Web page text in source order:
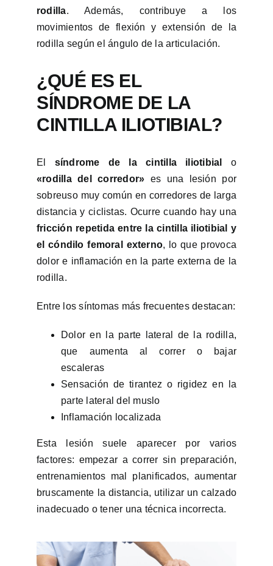
rodilla. Además, contribuye a los
movimientos de flexión y extensión de la
rodilla según el ángulo de la articulación.
¿QUÉ ES EL
SÍNDROME DE LA
CINTILLA ILIOTIBIAL?
El síndrome de la cintilla iliotibial
o
«rodilla del corredor» es una lesión por
sobreuso muy común en corredores de larga
distancia y ciclistas. Ocurre cuando hay una
fricción repetida entre la cintilla iliotibial y
el cóndilo femoral externo, lo que provoca
dolor e inflamación en la parte externa de la
rodilla.
Entre los síntomas más frecuentes destacan:
Dolor en la parte lateral de la rodilla,
que aumenta al correr o bajar
escaleras
Sensación de tirantez o rigidez en la
parte lateral del muslo
Inflamación localizada
Esta lesión suele aparecer por varios
factores: empezar a correr sin preparación,
entrenamientos mal planificados, aumentar
bruscamente la distancia, utilizar un calzado
inadecuado o tener una técnica incorrecta.